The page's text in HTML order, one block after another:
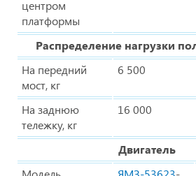
центром
платформы
Распределение нагрузки
На передний
мост, кг
6 500
На заднюю
тележку, кг
16 000
Двигатель